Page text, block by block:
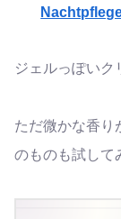
ジェルっぽいク
ただ微かな香り
のものも試して